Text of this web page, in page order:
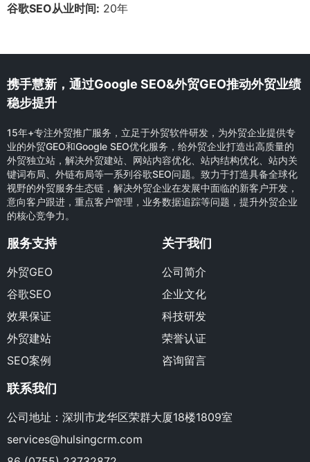
谷歌SEO从业时间: 20年
携手慧新，通过Google SEO&外贸GEO推动外贸业绩
稳步提升
15年+专注外贸推广服务，立足于外贸软件研发，为外贸企业提供专
业的外贸GEO和Google SEO优化服务，给外贸企业打造出高质量的
外贸独立站，解决外贸建站、网站内容优化、站内结构优化、站内关
键词布局、外链布局等一系列谷歌SEO问题。致力于打造具备全球化
视野的外贸服务生态链，解决外贸企业在发展中面临的新客户开发，
意向客户跟进，重点客户管理，业务数据追踪等问题，提升外贸企业
的核心竞争力。
服务支持
外贸GEO
谷歌SEO
效果保证
外贸建站
SEO案例
关于我们
公司简介
企业文化
科技研发
荣誉认证
咨询留言
联系我们
公司地址：深圳市龙华区荣群大厦18楼1809室
services@hulsingcrm.com